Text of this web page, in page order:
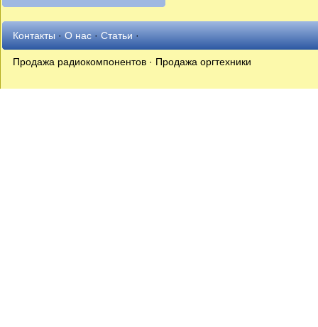
Контакты·О нас·Статьи·
Продажа радиокомпонентов · Продажа оргтехники